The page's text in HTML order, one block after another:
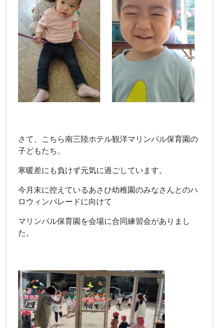
さて、こちら南三陸ホテル観洋マリンパル保育園の
子どもたち。
寒暖差にも負けず元気に過ごしています。
今月末に控えているあさひ幼稚園のみなさんとのハ
ロウィンパレードに向けて
マリンパル保育園を会場に合同練習会がありまし
た。